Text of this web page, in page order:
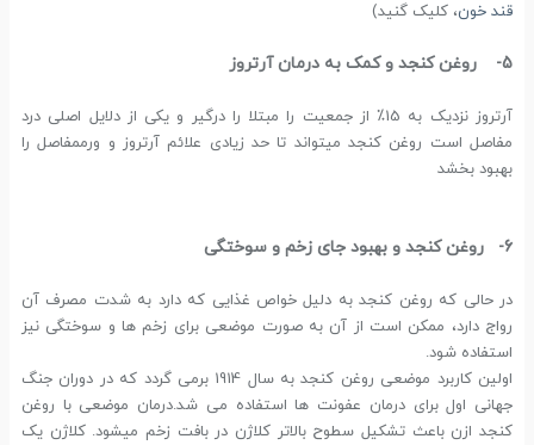
قند خون، کلیک گنید)
5- روغن کنجد و کمک به درمان آرتروز
آرتروز نزدیک به 15٪ از جمعیت را مبتلا را درگیر و یکی از دلایل اصلی درد
مفاصل است روغن کنجد میتواند تا حد زیادی علائم آرتروز و ورممفاصل را
بهبود بخشد
6- روغن کنجد و بهبود جای زخم و سوختگی
در حالی که روغن کنجد به دلیل خواص غذایی که دارد به شدت مصرف آن
رواج دارد، ممکن است از آن به صورت موضعی برای زخم ها و سوختگی نیز
استفاده شود.
اولین کاربرد موضعی روغن کنجد به سال 1914 برمی گردد که در دوران جنگ
جهانی اول برای درمان عفونت ها استفاده می شد.درمان موضعی با روغن
کنجد ازن باعث تشکیل سطوح بالاتر کلاژن در بافت زخم میشود. کلاژن یک